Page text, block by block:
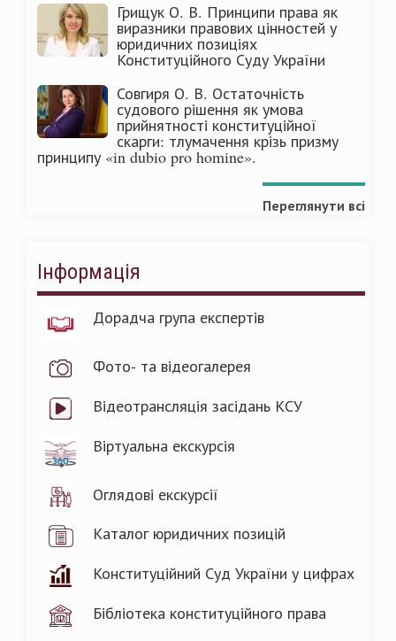
Грищук О. В. Принципи права як
виразники правових цінностей у
юридичних позиціях
Конституційного Суду України
Совгиря О. В. Остаточність
судового рішення як умова
прийнятності конституційної
скарги: тлумачення крізь призму
принципу «in dubio pro homine».
Переглянути всі
Інформація
Дорадча група експертів
Фото- та відеогалерея
Відеотрансляція засідань КСУ
Віртуальна екскурсія
Оглядові екскурсії
Каталог юридичних позицій
Конституційний Суд України у цифрах
Бібліотека конституційного права